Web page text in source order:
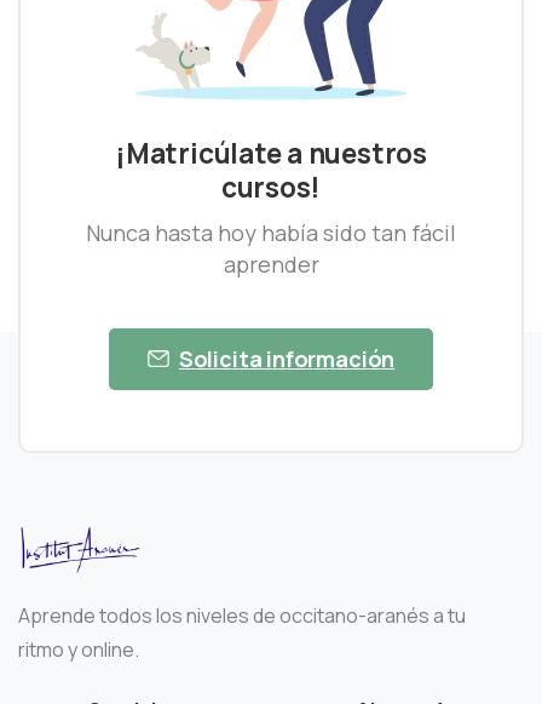
¡Matricúlate a nuestros
cursos!
Nunca hasta hoy había sido tan fácil
aprender
Solicita información
Aprende todos los niveles de occitano-aranés a tu
ritmo y online.